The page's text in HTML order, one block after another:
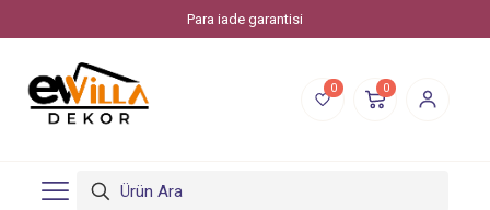
Para iade garantisi
0 0